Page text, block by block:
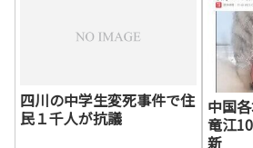
四川の中学生変死事件で住
民１千人が抗議
中国
竜江
新